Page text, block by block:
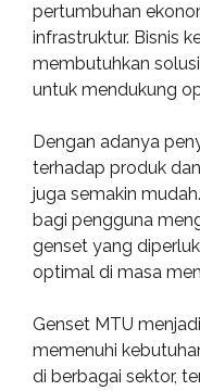
pertumbuhan
infrastruktur. Bisnis
membutuhkan
untuk mendukung
Dengan adanya
terhadap produk
juga semakin
bagi pengguna
genset yang
optimal di masa
Genset MTU
memenuhi
di berbagai sektor,